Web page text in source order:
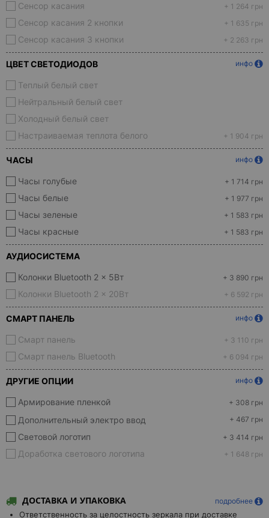
Сенсор касания + 1 264 грн
Сенсор касания 2 кнопки + 1 635 грн
Сенсор касания 3 кнопки + 2 263 грн
ЦВЕТ СВЕТОДИОДОВ инфо
Теплый белый свет
Нейтральный белый свет
Холодный белый свет
Настраиваемая теплота белого
+ 1 904 грн
ЧАСЫ инфо
Часы голубые + 1 714 грн
Часы белые + 1 977 грн
Часы зеленые + 1 583 грн
Часы красные + 1 583 грн
АУДИОСИСТЕМА
Колонки Bluetooth 2 x 5Вт + 3 890 грн
Колонки Bluetooth 2 x 20Вт + 6 592 грн
СМАРТ ПАНЕЛЬ инфо
Смарт панель + 3 110 грн
Смарт панель Bluetooth + 6 094 грн
ДРУГИЕ ОПЦИИ инфо
Армирование пленкой + 308 грн
Дополнительный электро ввод + 467 грн
Световой логотип + 3 414 грн
Доработка светового логотипа + 1 648 грн
ДОСТАВКА И УПАКОВКА подробнее
Ответственность за целостность зеркала при доставке